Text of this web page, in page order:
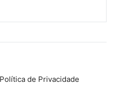
Política de Privacidade